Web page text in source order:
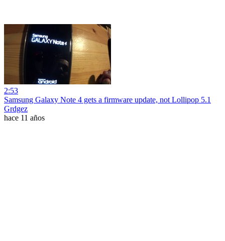
2:53
Samsung Galaxy Note 4 gets a firmware update, not Lollipop 5.1
Grdgez
hace 11 años